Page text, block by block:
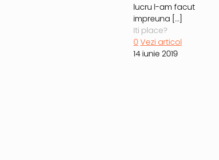
lucru l-am facut
impreuna […]
Iti place?
0 Vezi articol
14 iunie 2019